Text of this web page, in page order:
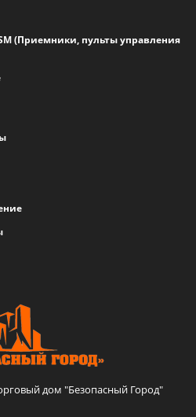
(Приемники, пульты управления
дом "Безопасный Город"